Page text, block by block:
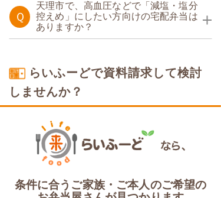
Ｑ
天理市で、高血圧などで「減塩・塩分
控えめ」にしたい方向けの宅配弁当は
ありますか？
らいふーどで資料請求して検討
しませんか？
条件に合うご家族・ご本人のご希望の